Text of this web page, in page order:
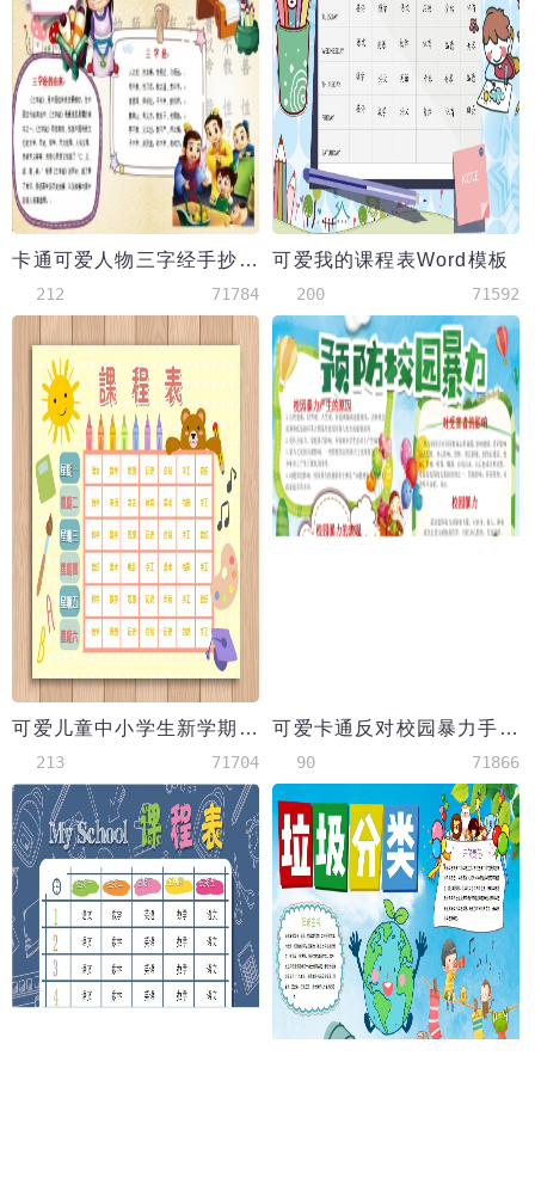
卡通可爱人物三字经手抄报含空白模板
212 71784
可爱我的课程表Word模板
200 71592
可爱儿童中小学生新学期word模板
213 71704
可爱卡通反对校园暴力手抄报模板
90 71866